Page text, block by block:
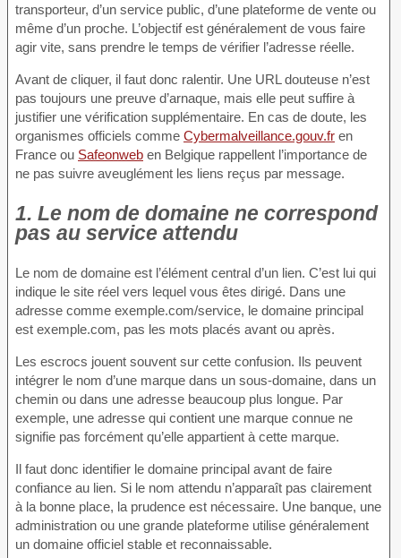
transporteur, d’un service public, d’une plateforme de vente ou
même d’un proche. L’objectif est généralement de vous faire
agir vite, sans prendre le temps de vérifier l’adresse réelle.
Avant de cliquer, il faut donc ralentir. Une URL douteuse n’est
pas toujours une preuve d’arnaque, mais elle peut suffire à
justifier une vérification supplémentaire. En cas de doute, les
organismes officiels comme Cybermalveillance.gouv.fr en
France ou Safeonweb en Belgique rappellent l’importance de
ne pas suivre aveuglément les liens reçus par message.
1. Le nom de domaine ne correspond
pas au service attendu
Le nom de domaine est l’élément central d’un lien. C’est lui qui
indique le site réel vers lequel vous êtes dirigé. Dans une
adresse comme exemple.com/service, le domaine principal
est exemple.com, pas les mots placés avant ou après.
Les escrocs jouent souvent sur cette confusion. Ils peuvent
intégrer le nom d’une marque dans un sous-domaine, dans un
chemin ou dans une adresse beaucoup plus longue. Par
exemple, une adresse qui contient une marque connue ne
signifie pas forcément qu’elle appartient à cette marque.
Il faut donc identifier le domaine principal avant de faire
confiance au lien. Si le nom attendu n’apparaît pas clairement
à la bonne place, la prudence est nécessaire. Une banque, une
administration ou une grande plateforme utilise généralement
un domaine officiel stable et reconnaissable.